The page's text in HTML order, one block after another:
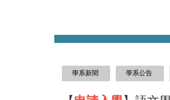
學系新聞 學系公告